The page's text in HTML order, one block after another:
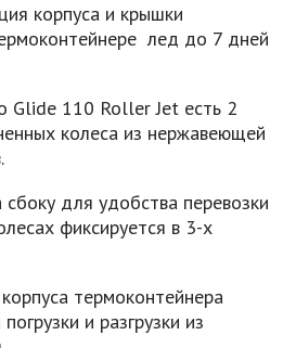
корпуса и крышки
лед до 7 дней
Glide 110 Roller Jet есть 2
колеса из нержавеющей
сбоку для удобства перевозки
фиксируется в 3-х
термоконтейнера
и разгрузки из